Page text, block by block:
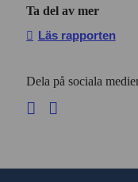
Ta del av mer
Läs rapporten
Dela på sociala